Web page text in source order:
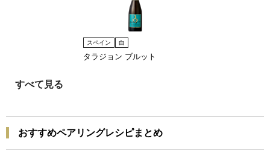
スペイン 白
タラジョン ブルット
すべて見る
おすすめペアリングレシピまとめ